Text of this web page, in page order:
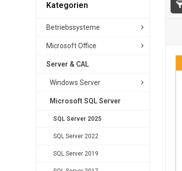
Kategorien
Betriebssysteme
Microsoft Office
Server & CAL
Windows Server
Microsoft SQL Server
SQL Server 2025
SQL Server 2022
SQL Server 2019